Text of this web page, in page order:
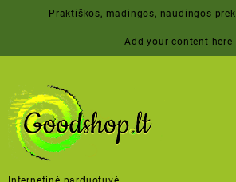
Praktiškos, madingos, naudingos
Add your content here